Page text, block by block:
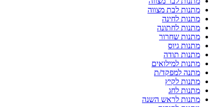
מתנות לבת מצווה
מתנות לחינה
מתנות לחתונה
מתנות שחרור
מתנות גיוס
מתנות תודה
מתנות למילואים
מתנה למפקד/ת
מתנות לקיץ
מתנות לחג
מתנות לראש השנה